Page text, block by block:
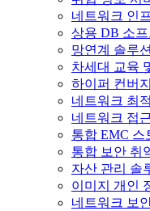
네트워크 인
상용 DB 소
망연계 솔루션
차세대 교육
하이퍼 컨버
네트워크 최
네트워크 접
통합 EMC 스
통합 보안 취
자산 관리 솔
이미지 개인
네트워크 보